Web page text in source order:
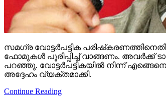
സമഗ്ര വോട്ടര്‍പട്ടിക
പറഞ്ഞു. വോട്ടര്‍പട്ടികയില്‍ നിന്ന്
അദ്ദേഹം വ്യക്തമാക്കി.
Continue Reading
Film